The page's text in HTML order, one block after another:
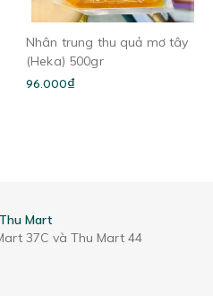
Nhân trung thu quả mơ tây
(Heka) 500gr
96.000₫
Mart
37C và Thu Mart 44